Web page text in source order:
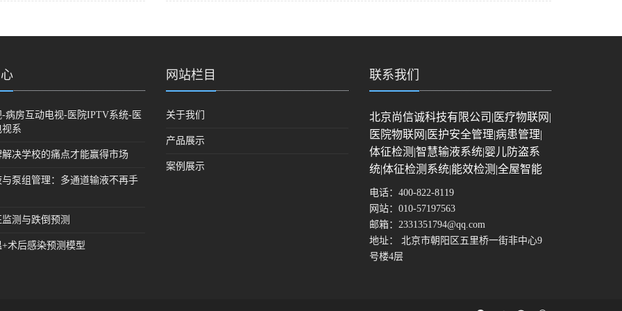
病房互动电视-医院IPTV系统-医
系
决学校的痛点才能赢得市场
泵组管理：多通道输液不再手
测与跌倒预测
术后感染预测模型
网站栏目
关于我们
产品展示
案例展示
联系我们
北京尚信诚科技有限公司|医疗物联网|
医院物联网|医护安全管理|病患管理|
体征检测|智慧输液系统|婴儿防盗系
统|体征检测系统|能效检测|全屋智能
电话： 400-822-8119
网站： 010-57197563
邮箱： 2331351794@qq.com
地址： 北京市朝阳区五里桥一街非中心9
号楼4层